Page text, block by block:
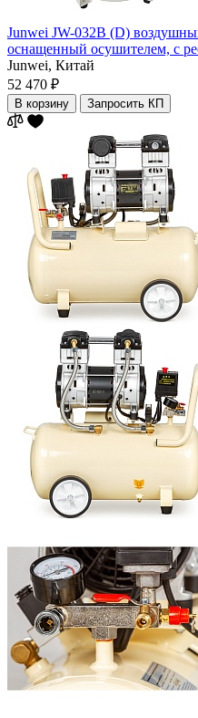
Junwei JW-032B (D)
оснащенный осушителем, с
Junwei, Китай
52 470 ₽
В корзину Запросить КП